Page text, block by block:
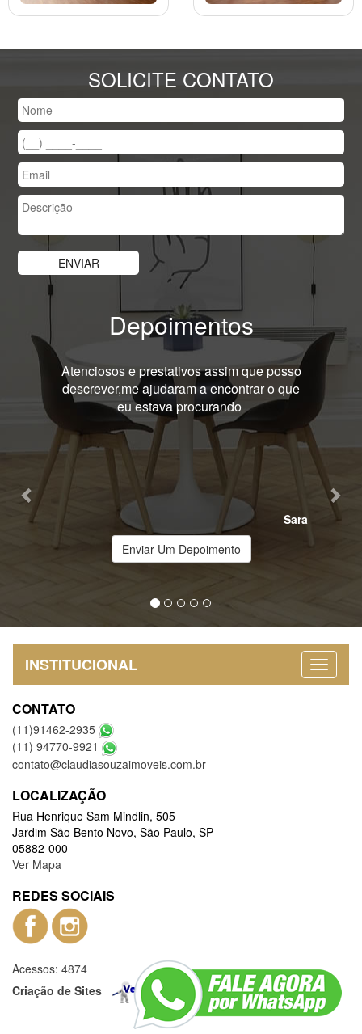
SOLICITE CONTATO
Depoimentos
Atenciosos e prestativos assim que posso
descrever,me ajudaram a encontrar o que
eu estava procurando
Sara
Melhor
Previous
Enviar Um Depoimento
INSTITUCIONAL
CONTATO
(11)91462-2935
(11) 94770-9921
contato@claudiasouzaimoveis.com.br
LOCALIZAÇÃO
Rua Henrique Sam Mindlin, 505
Jardim São Bento Novo, São Paulo, SP
05882-000
Ver Mapa
REDES SOCIAIS
Acessos: 4874
Criação de Sites
Admin